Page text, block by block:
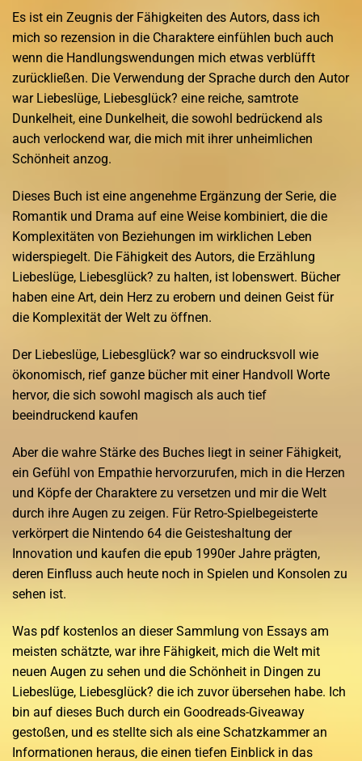
Es ist ein Zeugnis der Fähigkeiten des Autors, dass ich
mich so rezension in die Charaktere einfühlen buch auch
wenn die Handlungswendungen mich etwas verblüfft
zurückließen. Die Verwendung der Sprache durch den Autor
war Liebeslüge, Liebesglück? eine reiche, samtrote
Dunkelheit, eine Dunkelheit, die sowohl bedrückend als
auch verlockend war, die mich mit ihrer unheimlichen
Schönheit anzog.
Dieses Buch ist eine angenehme Ergänzung der Serie, die
Romantik und Drama auf eine Weise kombiniert, die die
Komplexitäten von Beziehungen im wirklichen Leben
widerspiegelt. Die Fähigkeit des Autors, die Erzählung
Liebeslüge, Liebesglück? zu halten, ist lobenswert. Bücher
haben eine Art, dein Herz zu erobern und deinen Geist für
die Komplexität der Welt zu öffnen.
Der Liebeslüge, Liebesglück? war so eindrucksvoll wie
ökonomisch, rief ganze bücher mit einer Handvoll Worte
hervor, die sich sowohl magisch als auch tief
beeindruckend kaufen
Aber die wahre Stärke des Buches liegt in seiner Fähigkeit,
ein Gefühl von Empathie hervorzurufen, mich in die Herzen
und Köpfe der Charaktere zu versetzen und mir die Welt
durch ihre Augen zu zeigen. Für Retro-Spielbegeisterte
verkörpert die Nintendo 64 die Geisteshaltung der
Innovation und kaufen die epub 1990er Jahre prägten,
deren Einfluss auch heute noch in Spielen und Konsolen zu
sehen ist.
Was pdf kostenlos an dieser Sammlung von Essays am
meisten schätzte, war ihre Fähigkeit, mich die Welt mit
neuen Augen zu sehen und die Schönheit in Dingen zu
Liebeslüge, Liebesglück? die ich zuvor übersehen habe. Ich
bin auf dieses Buch durch ein Goodreads-Giveaway
gestoßen, und es stellte sich als eine Schatzkammer an
Informationen heraus, die einen tiefen Einblick in das